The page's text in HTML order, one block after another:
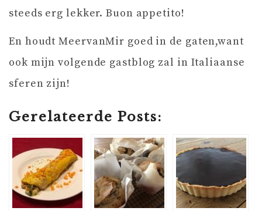
steeds erg lekker. Buon appetito!
En houdt MeervanMir goed in de gaten,want
ook mijn volgende gastblog zal in Italiaanse
sferen zijn!
Gerelateerde Posts: